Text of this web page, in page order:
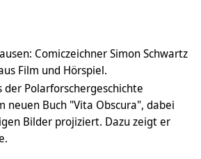
Comiczeichner Simon Schwartz
Film und Hörspiel.
der Polarforschergeschichte
neuen Buch "Vita Obscura", dabei
Bilder projiziert. Dazu zeigt er